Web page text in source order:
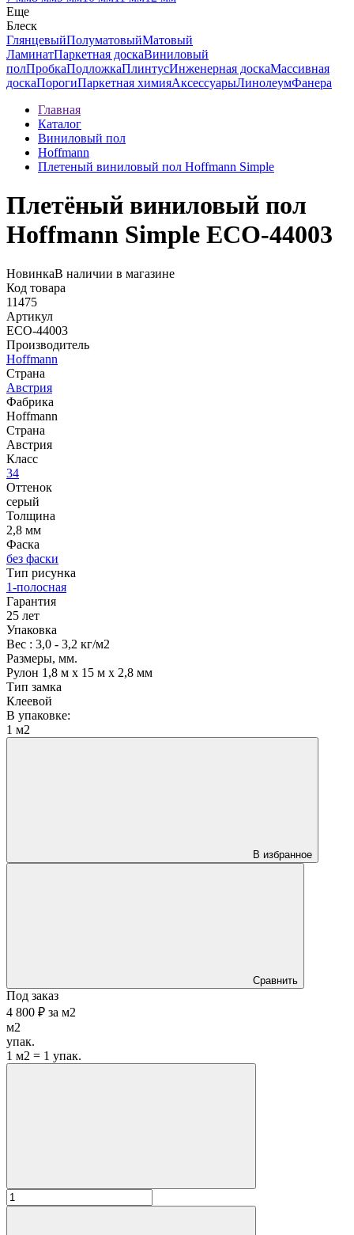
Еще
Блеск
ГлянцевыйПолуматовыйМатовый
ЛаминатПаркетная доскаВиниловый
полПробкаПодложкаПлинтусИнженерная доскаМассивная
доскаПорогиПаркетная химияАксессуарыЛинолеумФанера
Главная
Каталог
Виниловый пол
Hoffmann
Плетеный виниловый пол Hoffmann Simple
Плетёный виниловый пол
Hoffmann Simple ECO-44003
НовинкаВ наличии в магазине
Код товара
11475
Артикул
ECO-44003
Производитель
Hoffmann
Страна
Австрия
Фабрика
Hoffmann
Страна
Австрия
Класс
34
Оттенок
серый
Толщина
2,8 мм
Фаска
без фаски
Тип рисунка
1-полосная
Гарантия
25 лет
Упаковка
Вес : 3,0 - 3,2 кг/м2
Размеры, мм.
Рулон 1,8 м х 15 м х 2,8 мм
Тип замка
Клеевой
В упаковке:
1 м2
В избранное
Сравнить
Под заказ
4 800 ₽ за м2
м2
упак.
1 м2 = 1 упак.